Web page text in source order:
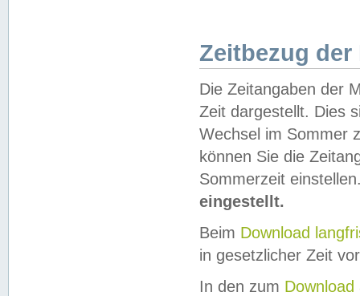
Zeitbezug der
Die Zeitangaben der
Zeit dargestellt. Dies
Wechsel im Sommer
können Sie die
Sommerzeit
eingestellt.
Beim Download
in gesetzlicher Zeit
In den zum Download